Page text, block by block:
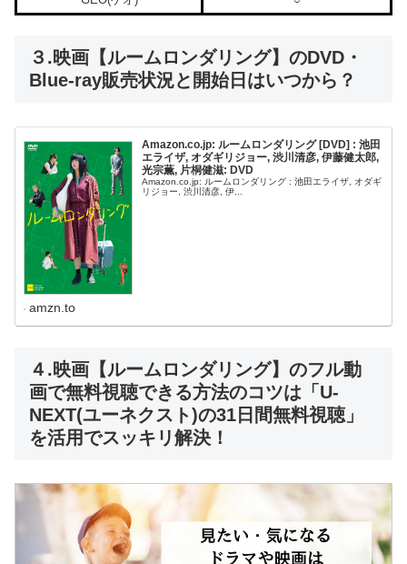
３.映画【ルームロンダリング】のDVD・
Blue-ray販売状況と開始日はいつから？
Amazon.co.jp: ルームロンダリング [DVD] : 池田
エライザ, オダギリジョー, 渋川清彦, 伊藤健太郎,
光宗薫, 片桐健滋: DVD
Amazon.co.jp: ルームロンダリング : 池田エライザ, オダギ
リジョー, 渋川清彦, 伊...
amzn.to
４.映画【ルームロンダリング】のフル動
画で無料視聴できる方法のコツは「U-
NEXT(ユーネクスト)の31日間無料視聴」
を活用でスッキリ解決！